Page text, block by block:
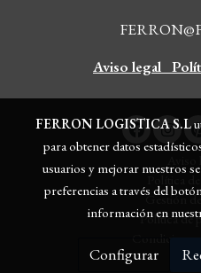
Aviso legal
Gestión
Política de
FERRON LOGISTICA S.L
para obtener datos
usuarios y mejorar nuestros
preferencias a través del
información en
Configurar